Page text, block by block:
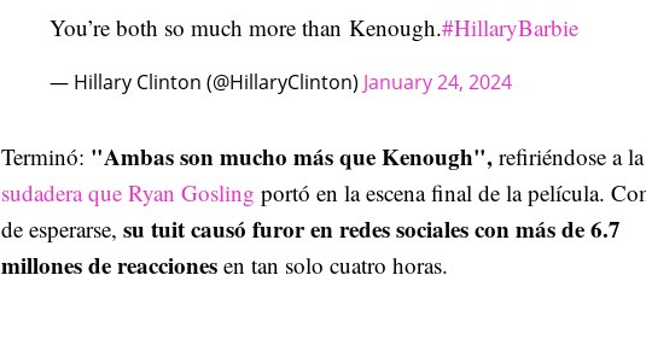
You’re both so much more than Kenough.#HillaryBarbie
— Hillary Clinton (@HillaryClinton) January 24, 2024
Terminó: "Ambas son mucho más que Kenough", refiriéndose a la
sudadera que Ryan Gosling portó en la escena final de la película.
de esperarse, su tuit causó furor en redes sociales con más de 6.7
millones de reacciones en tan solo cuatro horas.